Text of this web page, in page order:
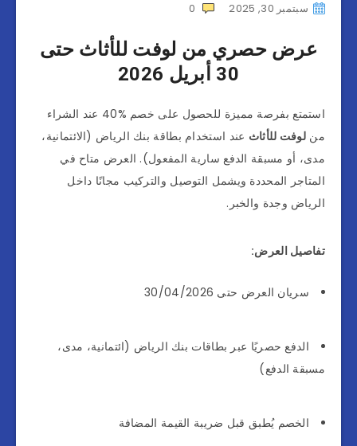
سبتمبر 30, 2025 0
عرض حصري من لوفت للأثاث حتى
30 أبريل 2026
استمتع بفرصة مميزة للحصول على خصم %40 عند الشراء
من لوفت للأثاث عند استخدام بطاقة بنك الرياض (الائتمانية،
مدى، أو مسبقة الدفع سارية المفعول). العرض متاح في
المتاجر المحددة ويشمل التوصيل والتركيب مجانًا داخل
الرياض وجدة والخبر.
تفاصيل العرض:
سريان العرض حتى 30/04/2026
الدفع حصريًا عبر بطاقات بنك الرياض (ائتمانية، مدى،
مسبقة الدفع)
الخصم يُطبق قبل ضريبة القيمة المضافة